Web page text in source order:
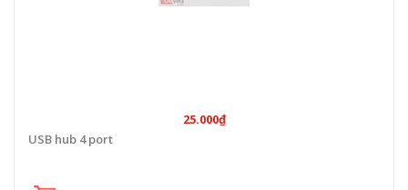
25.000₫
USB hub 4 port